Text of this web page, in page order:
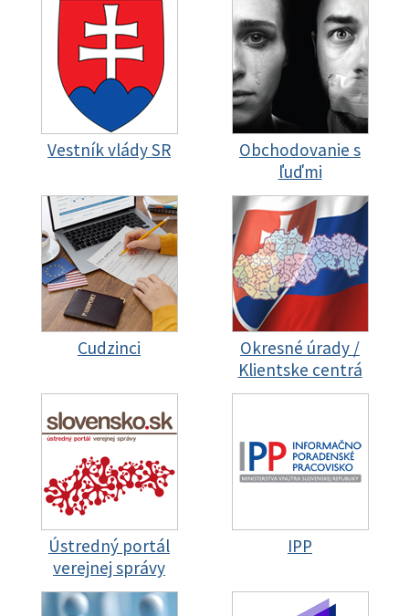
Vestník vlády SR
Obchodovanie s
ľuďmi
Cudzinci
Okresné úrady /
Klientske centrá
Ústredný portál
verejnej správy
IPP